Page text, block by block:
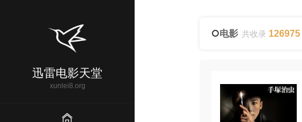
迅雷电影天堂
xunlei8.org
电影 共收录 126975